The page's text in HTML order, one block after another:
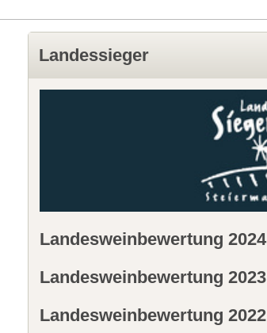
Landessieger
Landesweinbewertung 2024
Landesweinbewertung 2023
Landesweinbewertung 2022